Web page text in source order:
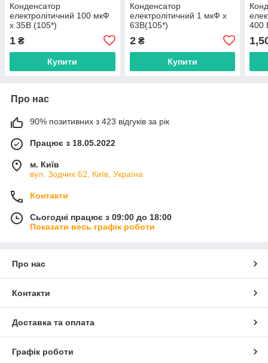
Конденсатор
електролітичний 100 мкФ
х 35В (105*)
1 ₴
Купити
Конденсатор
електролітичний 1 мкФ х
63В(105*)
2₴
Купити
400
Про нас
90% позитивних з 423 відгуків за рік
Працює з 18.05.2022
м. Київ
вул. Зодчих 62, Київ, Україна
Контакти
Сьогодні працює з 09:00 до 18:00
Показати весь графік роботи
Про нас
Контакти
Доставка та оплата
Графік роботи